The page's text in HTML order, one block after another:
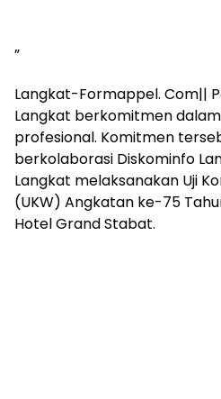
”
Langkat-Formappel. Com||
Langkat berkomitmen
profesional. Komitmen
berkolaborasi Diskominfo
Langkat melaksanakan Uji
(UKW) Angkatan ke-75
Hotel Grand Stabat.